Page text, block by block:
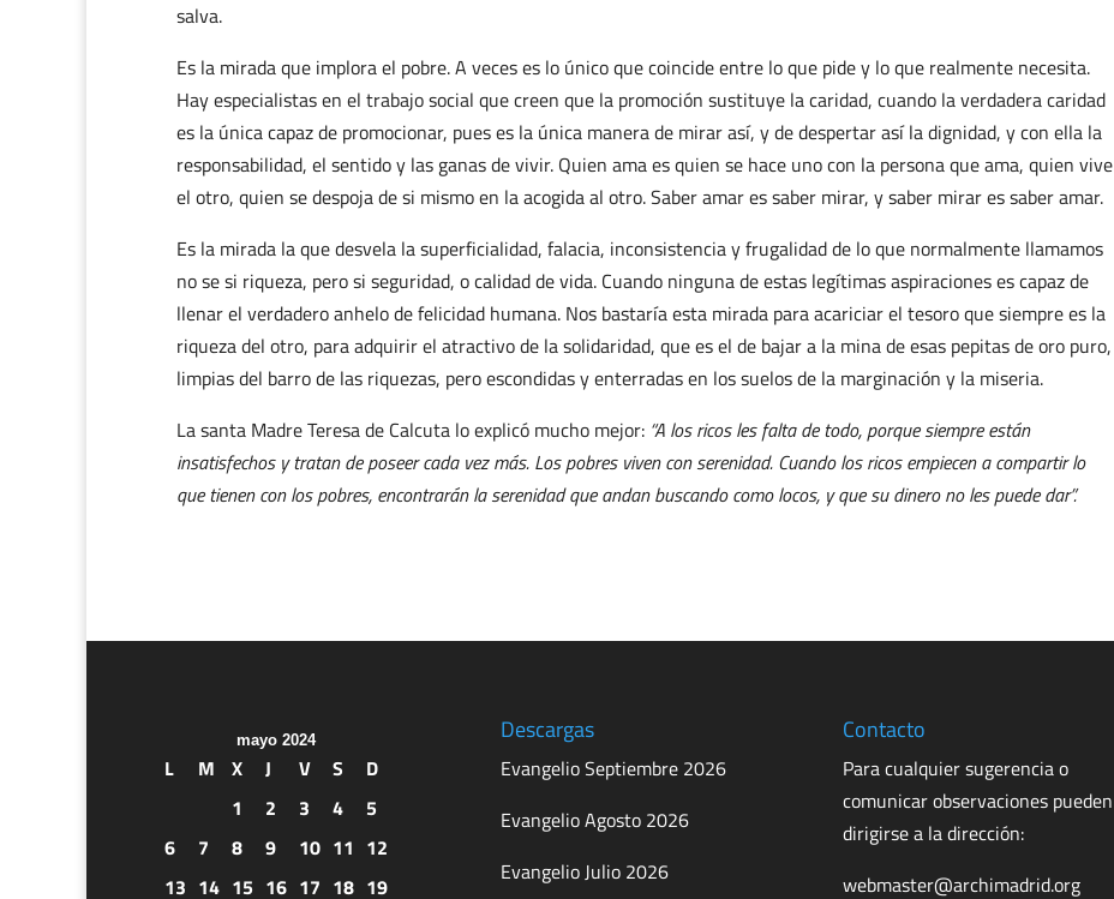
salva.
Es la mirada que implora el pobre. A veces es lo único que coincide entre lo que pide y lo que realmente necesita.
Hay especialistas en el trabajo social que creen que la promoción sustituye la caridad, cuando la verdadera caridad
es la única capaz de promocionar, pues es la única manera de mirar así, y de despertar así la dignidad, y con ella la
responsabilidad, el sentido y las ganas de vivir. Quien ama es quien se hace uno con la persona que ama, quien vive
el otro, quien se despoja de si mismo en la acogida al otro. Saber amar es saber mirar, y saber mirar es saber amar.
Es la mirada la que desvela la superficialidad, falacia, inconsistencia y frugalidad de lo que normalmente llamamos
no se si riqueza, pero si seguridad, o calidad de vida. Cuando ninguna de estas legítimas aspiraciones es capaz de
llenar el verdadero anhelo de felicidad humana. Nos bastaría esta mirada para acariciar el tesoro que siempre es la
riqueza del otro, para adquirir el atractivo de la solidaridad, que es el de bajar a la mina de esas pepitas de oro puro,
limpias del barro de las riquezas, pero escondidas y enterradas en los suelos de la marginación y la miseria.
La santa Madre Teresa de Calcuta lo explicó mucho mejor: “A los ricos les falta de todo, porque siempre están
insatisfechos y tratan de poseer cada vez más. Los pobres viven con serenidad. Cuando los ricos empiecen a compartir lo
que tienen con los pobres, encontrarán la serenidad que andan buscando como locos, y que su dinero no les puede dar”.
mayo 2024
L M X J V S
D
1
2 3 4
5
6
7 8 9 10 11 12
13 14 15 16 17 18 19
Descargas
Evangelio Septiembre 2026
Evangelio Agosto 2026
Evangelio Julio 2026
Contacto
Para cualquier sugerencia o
comunicar observaciones pueden
dirigirse a la dirección:
webmaster@archimadrid.org